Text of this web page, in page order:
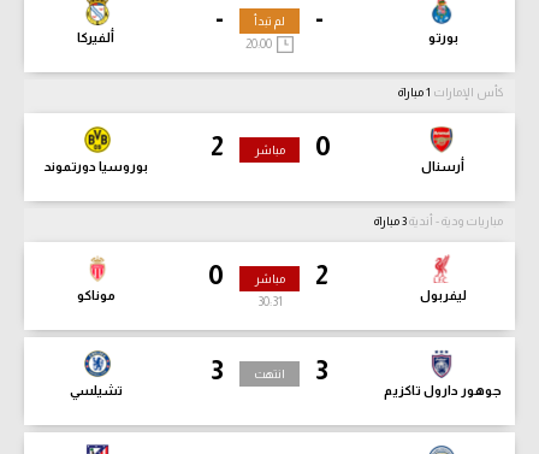
-
بورتو
-
ألفيركا
لم تبدأ
كأس الإمارات
0
أرسنال
2
بوروسيا دورتموند
مباشر
مباريات ودية - أندية
2
ليفربول
0
موناكو
مباشر
30:33
3
جوهور دارول تاكزيم
3
تشيلسي
انتهت